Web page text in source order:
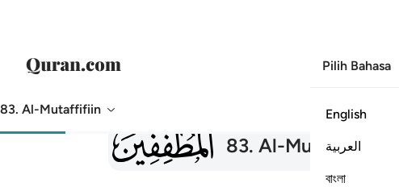
Pilih Bahasa
English
العربية
বাংলা
83. Al-Mutaffifiin
083 83.Al-Mutaffifiin